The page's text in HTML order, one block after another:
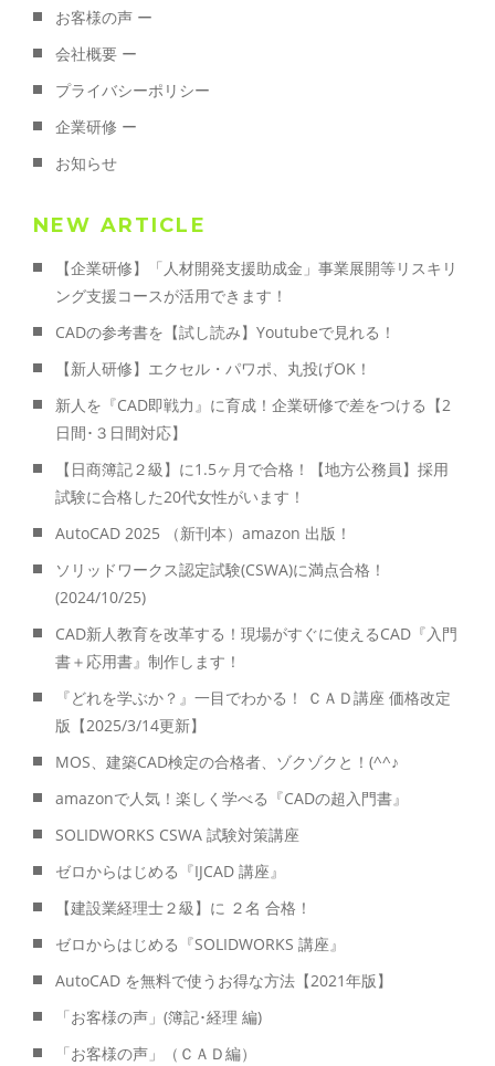
お客様の声 ー
会社概要 ー
プライバシーポリシー
企業研修 ー
お知らせ
NEW ARTICLE
【企業研修】「人材開発支援助成金」事業展開等リスキリ
ング支援コースが活用できます！
CADの参考書を【試し読み】Youtubeで見れる！
【新人研修】エクセル・パワポ、丸投げOK！
新人を『CAD即戦力』に育成！企業研修で差をつける【2
日間･３日間対応】
【日商簿記２級】に1.5ヶ月で合格！【地方公務員】採用
試験に合格した20代女性がいます！
AutoCAD 2025 （新刊本）amazon 出版！
ソリッドワークス認定試験(CSWA)に満点合格！
(2024/10/25)
CAD新人教育を改革する！現場がすぐに使えるCAD『入門
書＋応用書』制作します！
『どれを学ぶか？』一目でわかる！ ＣＡＤ講座 価格改定
版【2025/3/14更新】
MOS、建築CAD検定の合格者、ゾクゾクと！(^^♪
amazonで人気！楽しく学べる『CADの超入門書』
SOLIDWORKS CSWA 試験対策講座
ゼロからはじめる『IJCAD 講座』
【建設業経理士２級】に ２名 合格！
ゼロからはじめる『SOLIDWORKS 講座』
AutoCAD を無料で使うお得な方法【2021年版】
「お客様の声」(簿記･経理 編)
「お客様の声」（ＣＡＤ編）